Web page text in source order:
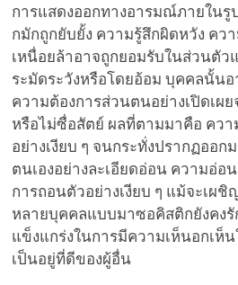
การแสดงออกทางอารมณ์ภายใน
กมักถูกยับยั้ง ความรู้สึกผิดหวัง คว
เหนื่อยล้าอาจถูกยอมรับในส่วนตัว
ระมัดระวังหรือโดยอ้อม บุคคลนั้น
ความต้องการส่วนตนอย่างเปิดเผ
หรือไม่ซื่อสัตย์ ผลที่ตามมาคือ ควา
อย่างเงียบ ๆ จนกระทั่งปรากฏออ
ตนเองอย่างละเอียดอ่อน ความอ่อ
การถอนตัวอย่างเงียบ ๆ แม้จะเผ
หลายบุคคลแบบมาซอคิสติกยังคง
แข็งแกร่งในการมีความเห็นอกเห็
เป็นอยู่ที่ดีของผู้อื่น